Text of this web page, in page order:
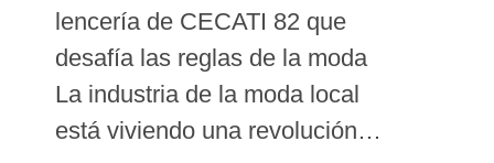
lencería de CECATI 82 que
desafía las reglas de la moda
La industria de la moda local
está viviendo una revolución…